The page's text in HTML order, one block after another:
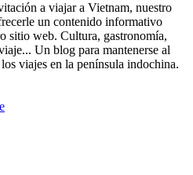
a viajar a Vietnam, nuestro
un contenido informativo
sitio web. Cultura, gastronomía,
Un blog para mantenerse al
viajes en la península indochina.